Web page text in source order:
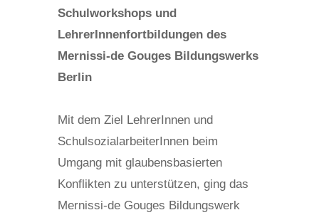
Schulworkshops und
LehrerInnenfortbildungen des
Mernissi-de Gouges Bildungswerks
Berlin
Mit dem Ziel LehrerInnen und
SchulsozialarbeiterInnen beim
Umgang mit glaubensbasierten
Konflikten zu unterstützen, ging das
Mernissi-de Gouges Bildungswerk